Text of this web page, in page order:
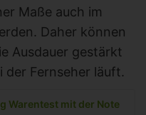
Maße auch im
Daher können
Ausdauer gestärkt
Fernseher läuft.
Warentest mit der Note